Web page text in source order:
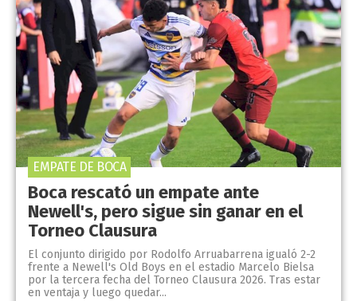
Boca rescató un empate ante
Newell's, pero sigue sin ganar en el
Torneo Clausura
El conjunto dirigido por Rodolfo Arruabarrena igualó 2-2
frente a Newell's Old Boys en el estadio Marcelo Bielsa
por la tercera fecha del Torneo Clausura 2026. Tras estar
en ventaja y luego quedar...
EMPATE DE BOCA